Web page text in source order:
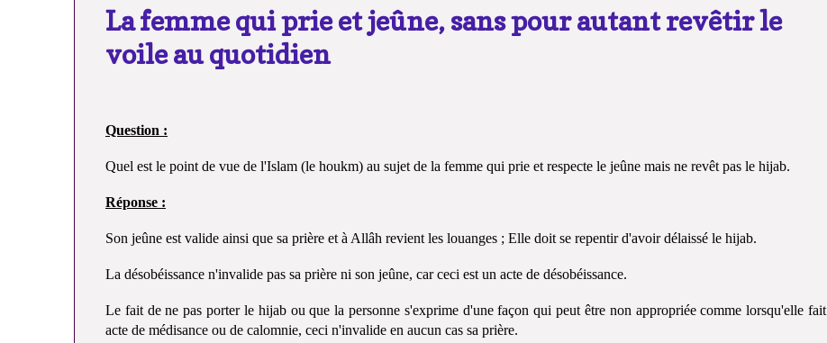
La femme qui prie et jeûne, sans pour autant revêtir le
voile au quotidien
Question :
Quel est le point de vue de l'Islam (le houkm) au sujet de la femme qui prie et respecte le jeûne mais ne revêt pas le hijab.
Réponse :
Son jeûne est valide ainsi que sa prière et à Allâh revient les louanges ; Elle doit se repentir d'avoir délaissé le hijab.
La désobéissance n'invalide pas sa prière ni son jeûne, car ceci est un acte de désobéissance.
Le fait de ne pas porter le hijab ou que la personne s'exprime d'une façon qui peut être non appropriée comme lorsqu'elle fait
acte de médisance ou de calomnie, ceci n'invalide en aucun cas sa prière.